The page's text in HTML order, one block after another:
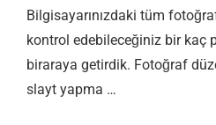
Bilgisayarınızdaki tüm
kontrol edebileceğiniz bir kaç
biraraya getirdik. Fotoğraf
slayt yapma …